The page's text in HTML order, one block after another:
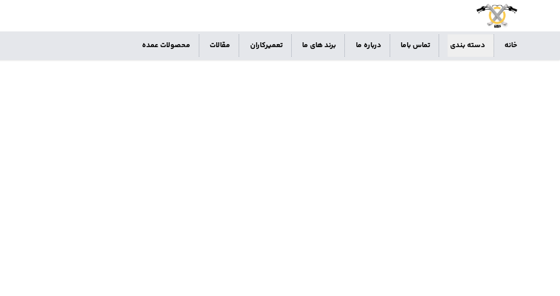
خانه دسته بندی تماس باما درباره ما برند های ما تعمیرکاران مقالات محصولات عمده